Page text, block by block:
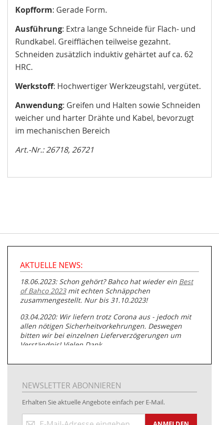
Kopfform: Gerade Form.
Ausführung: Extra lange Schneide für Flach- und
Rundkabel. Greifflächen teilweise gezahnt.
Schneiden zusätzlich induktiv gehärtet auf ca. 62
HRC.
Werkstoff: Hochwertiger Werkzeugstahl, vergütet.
Anwendung: Greifen und Halten sowie Schneiden
weicher und harter Drähte und Kabel, bevorzugt
im mechanischen Bereich
Art.-Nr.:26718, 26721
AKTUELLE NEWS:
18.06.2023: Schon gehört? Bahco hat wieder ein Best
of Bahco 2023mit echten Schnäppchen
zusammengestellt. Nur bis 31.10.2023!
03.04.2020: Wir liefern trotz Corona aus - jedoch mit
allen nötigen Sicherheitvorkehrungen. Deswegen
bitten wir bei einzelnen Lieferverzögerungen um
Verständnis! Vielen Dank.
05.07.2019: Neuester Zugang zu unserer
Rohrbearbeitung
01.06.2019: Individuell
bedruckte Kabeltrommeln
www.kabeltrommeln-versand.de/Kabelbedruckung
NEWSLETTER ABONNIEREN
Erhalten Sie aktuelle Angebote einfach per E-Mail.